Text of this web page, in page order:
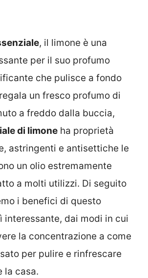
, il limone è una
per il suo profumo
che pulisce a fondo
un fresco profumo di
a freddo dalla buccia,
di limone ha proprietà
astringenti e antisettiche le
un olio estremamente
a molti utilizzi. Di seguito
i benefici di questo
interessante, dai modi in cui
la concentrazione a come
per pulire e rinfrescare
la casa.